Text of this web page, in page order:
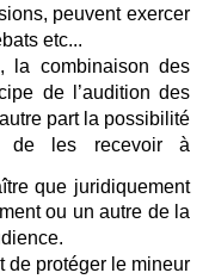
peuvent exercer
etc...
la combinaison des
de l’audition des
part la possibilité
de les recevoir à
que juridiquement
ou un autre de la
de protéger le mineur